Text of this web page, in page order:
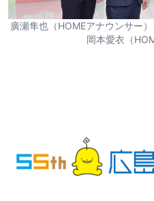
廣瀬隼也（HOMEアナウンサー
岡本愛衣（